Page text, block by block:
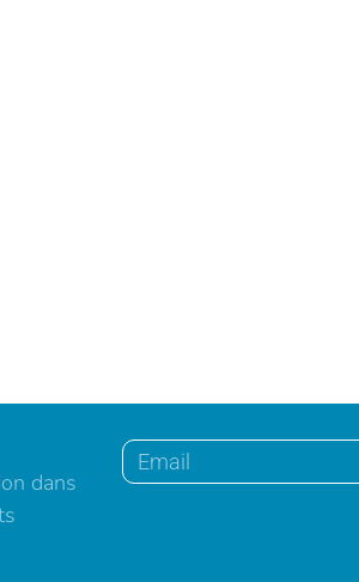
dans